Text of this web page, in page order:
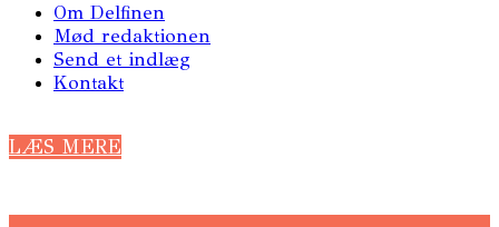
Om Delfinen
Mød redaktionen
Send et indlæg
Kontakt
LÆS MERE